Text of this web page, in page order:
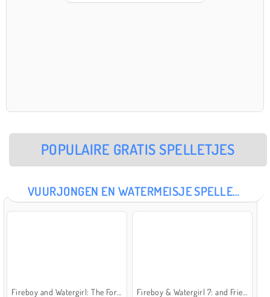
POPULAIRE GRATIS SPELLETJES
VUURJONGEN EN WATERMEISJE SPELLETJES